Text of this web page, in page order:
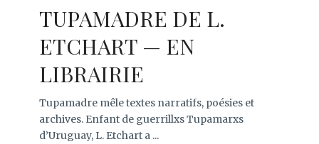
TUPAMADRE DE L.
ETCHART — EN
LIBRAIRIE
Tupamadre mêle textes narratifs, poésies et
archives. Enfant de guerrillxs Tupamarxs
d’Uruguay, L. Etchart a ...